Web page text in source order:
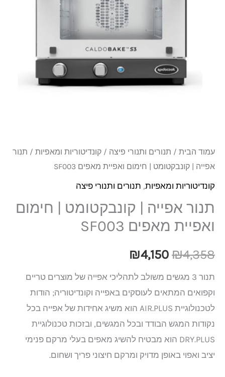
עמוד הבית / תנורים ותנורי פיצה / קונדיטוריות ומאפיות / תנור
אפייה | קונבקטומט | חימום ואפיית מאפים SF003
קונדיטוריות ומאפיות, תנורים ותנורי פיצה
תנור אפייה | קונבקטומט | חימום
ואפיית מאפים SF003
₪4,358
₪4,358.
₪4,150
₪4,150.
תנור 3 מגשים משולב לתהליכי אפייה של מוצרים טריים
וקפואים המתאים לעוסקים באפייה וקונדיטוריה; הודות
לטכנולוגיית AIR.PLUS הוא משיג אחידות של אפייה בכל
נקודות המגש הבודד ובכל המגשים, ובזכות טכנולוגיית
DRY.PLUS הוא מבטיח להשיג מאפים בעלי מרקם פנימי
יציב ואפוי באופן מדויק ומרקם חיצוני פריך ושחום.